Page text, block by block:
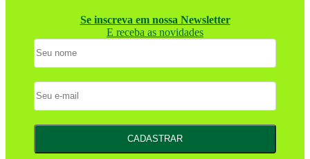
Se inscreva em nossa Newsletter
E receba as novidades
CADASTRAR